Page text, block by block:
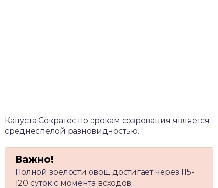
Капуста Сократес по срокам созревания является
среднеспелой разновидностью.
Полной зрелости овощ достигает через 115-
120 суток с момента всходов.